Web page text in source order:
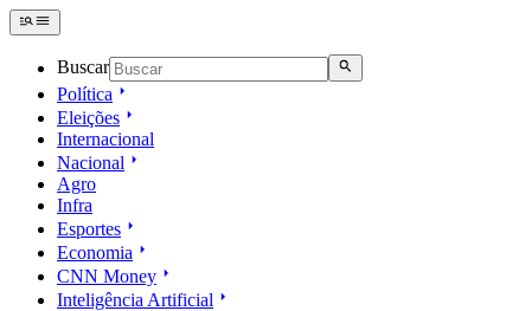
Buscar
Política
Eleições
Internacional
Nacional
Agro
Infra
Esportes
Economia
CNN Money
Inteligência Artificial